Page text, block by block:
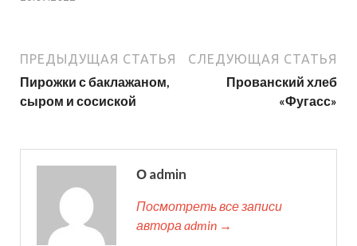
ПРЕДЫДУЩАЯ СТАТЬЯ
Пирожки с баклажаном,
сыром и сосиской
СЛЕДУЮЩАЯ СТАТЬЯ
Прованский хлеб
«Фугасс»
О admin
Посмотреть все записи
автора admin →